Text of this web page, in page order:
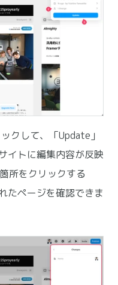
クして、「Update」
イトに編集内容が反映
所をクリックする
たページを確認できま